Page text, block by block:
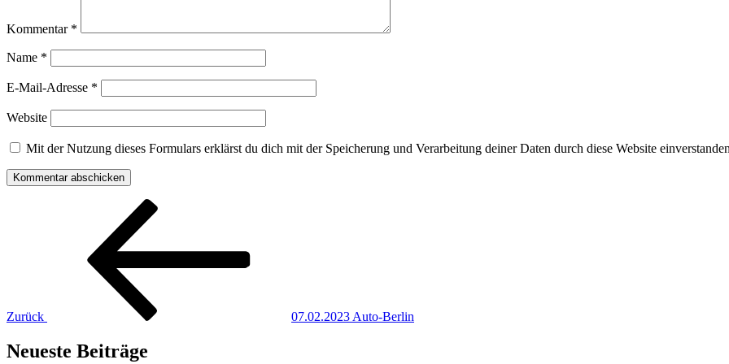
Kommentar *
Name *
E-Mail-Adresse *
Website
Mit der Nutzung dieses Formulars erklärst du dich mit der Speicherung und Verarbeitung deiner Daten durch diese Website
Beitragsnavigation
Zurück 07.02.2023 Auto-Berlin
Neueste Beiträge